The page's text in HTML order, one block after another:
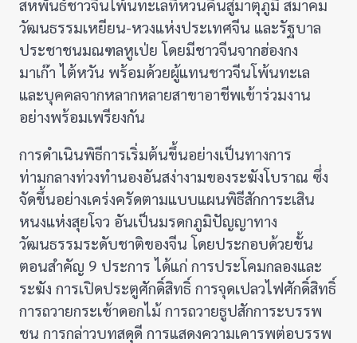
สหพันธ์ชาวจีนโพ้นทะเลที่หวนคืนสู่มาตุภูมิ สมาคม
วัฒนธรรมเหยียน-หวงแห่งประเทศจีน และรัฐบาล
ประชาชนมณฑลหูเป่ย โดยมีชาวจีนจากฮ่องกง
มาเก๊า ไต้หวัน พร้อมด้วยผู้แทนชาวจีนโพ้นทะเล
และบุคคลจากหลากหลายสาขาอาชีพเข้าร่วมงาน
อย่างพร้อมเพรียงกัน
การดำเนินพิธีการเริ่มต้นขึ้นอย่างเป็นทางการ
ท่ามกลางท่วงทำนองอันสง่างามของระฆังโบราณ ซึ่ง
จัดขึ้นอย่างเคร่งครัดตามแบบแผนพิธีสักการะเสิน
หนงแห่งสุยโจว อันเป็นมรดกภูมิปัญญาทาง
วัฒนธรรมระดับชาติของจีน โดยประกอบด้วยขั้น
ตอนสำคัญ 9 ประการ ได้แก่ การประโคมกลองและ
ระฆัง การเปิดประตูศักดิ์สิทธิ์ การจุดเปลวไฟศักดิ์สิทธิ์
การถวายกระเช้าดอกไม้ การถวายธูปสักการะบรรพ
ชน การกล่าวบทสดุดี การแสดงความเคารพต่อบรรพ